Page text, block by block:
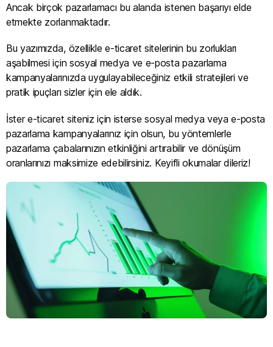
Ancak birçok pazarlamacı bu alanda istenen başarıyı elde
etmekte zorlanmaktadır.
Bu yazımızda, özellikle e-ticaret sitelerinin bu zorlukları
aşabilmesi için sosyal medya ve e-posta pazarlama
kampanyalarınızda uygulayabileceğiniz etkili stratejileri ve
pratik ipuçları sizler için ele aldık.
İster e-ticaret siteniz için isterse sosyal medya veya e-posta
pazarlama kampanyalarınız için olsun, bu yöntemlerle
pazarlama çabalarınızın etkinliğini artırabilir ve dönüşüm
oranlarınızı maksimize edebilirsiniz. Keyifli okumalar dileriz!